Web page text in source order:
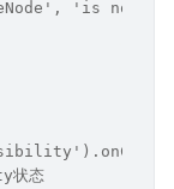
'is not on
状态